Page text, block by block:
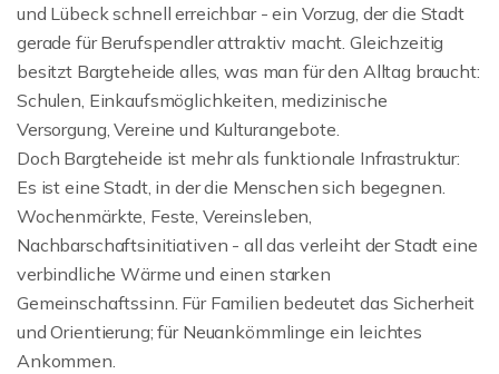
und Lübeck schnell erreichbar - ein Vorzug, der die Stadt
gerade für Berufspendler attraktiv macht. Gleichzeitig
besitzt Bargteheide alles, was man für den Alltag braucht:
Schulen, Einkaufsmöglichkeiten, medizinische
Versorgung, Vereine und Kulturangebote.
Doch Bargteheide ist mehr als funktionale Infrastruktur:
Es ist eine Stadt, in der die Menschen sich begegnen.
Wochenmärkte, Feste, Vereinsleben,
Nachbarschaftsinitiativen - all das verleiht der Stadt eine
verbindliche Wärme und einen starken
Gemeinschaftssinn. Für Familien bedeutet das Sicherheit
und Orientierung; für Neuankömmlinge ein leichtes
Ankommen.